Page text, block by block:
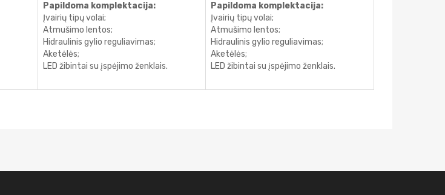
Papildoma komplektacija:
Įvairių tipų volai;
Atmušimo lentos;
Hidraulinis gylio reguliavimas;
Aketėlės;
LED žibintai su įspėjimo ženklais.
Papildoma komplektacija:
Įvairių tipų volai;
Atmušimo lentos;
Hidraulinis gylio reguliavimas;
Aketėlės;
LED žibintai su įspėjimo ženklais.